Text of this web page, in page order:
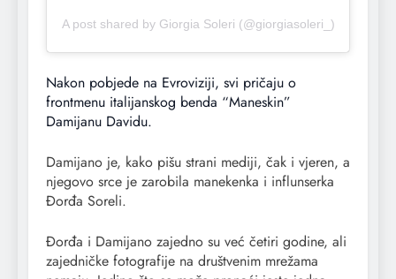
A post shared by Giorgia Soleri (@giorgiasoleri_)
Nakon pobjede na Evroviziji, svi pričaju o
frontmenu italijanskog benda “Maneskin”
Damijanu Davidu.
Damijano je, kako pišu strani mediji, čak i vjeren, a
njegovo srce je zarobila manekenka i influnserka
Đorđa Soreli.
Đorđa i Damijano zajedno su već četiri godine, ali
zajedničke fotografije na društvenim mrežama